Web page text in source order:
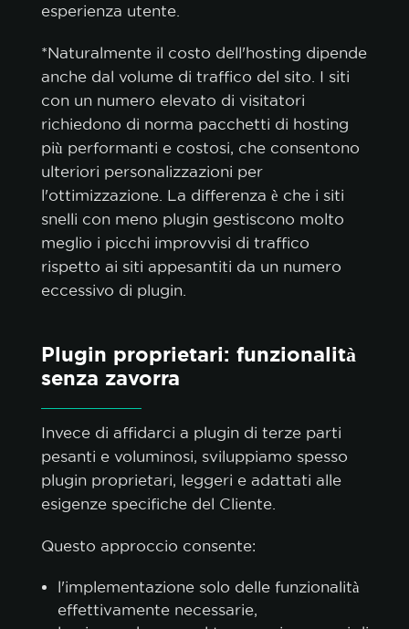
esperienza utente.
*Naturalmente il costo dell'hosting dipende
anche dal volume di traffico del sito. I siti
con un numero elevato di visitatori
richiedono di norma pacchetti di hosting
più performanti e costosi, che consentono
ulteriori personalizzazioni per
l'ottimizzazione. La differenza è che i siti
snelli con meno plugin gestiscono molto
meglio i picchi improvvisi di traffico
rispetto ai siti appesantiti da un numero
eccessivo di plugin.
Plugin proprietari: funzionalità
senza zavorra
Invece di affidarci a plugin di terze parti
pesanti e voluminosi, sviluppiamo spesso
plugin proprietari, leggeri e adattati alle
esigenze specifiche del Cliente.
Questo approccio consente:
l'implementazione solo delle funzionalità
effettivamente necessarie,